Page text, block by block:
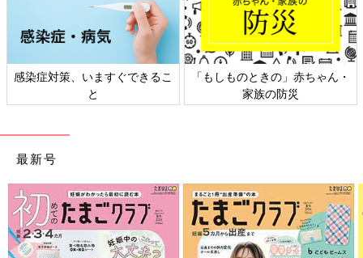
感染症対策、いますぐできるこ
と
「もしものときの」赤ちゃん・
家族の防災
最新号